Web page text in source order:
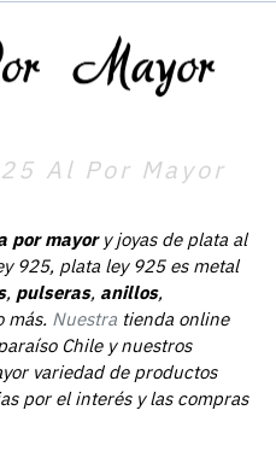
Al Por Mayor
por mayory joyas de plata al
925, plata ley 925 es metal
, pulseras, anillos,
más. Nuestra tienda online
Chile y nuestros
variedad de productos
por el interés y las compras